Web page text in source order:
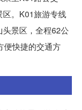
。K01旅游专线
景区，全程62公
便快捷的交通方